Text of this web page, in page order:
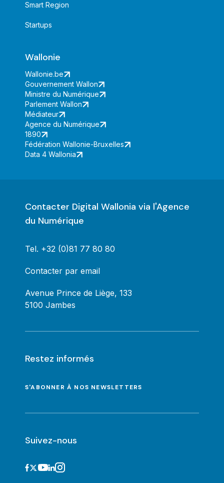
Smart Region
Startups
Wallonie
Wallonie.be
Gouvernement Wallon
Ministre du Numérique
Parlement Wallon
Médiateur
Agence du Numérique
1890
Fédération Wallonie-Bruxelles
Data 4 Wallonia
Contacter Digital Wallonia via l'Agence
du Numérique
Tel. +32 (0)81 77 80 80
Contacter par email
Avenue Prince de Liège, 133
5100 Jambes
Restez informés
S'ABONNER À NOS NEWSLETTERS
Suivez-nous